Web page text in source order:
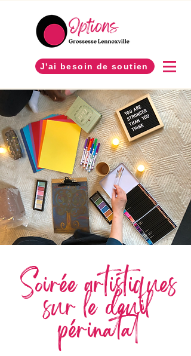
J'ai besoin de soutien
Soirée artistiques
sur le deuil
périnatal